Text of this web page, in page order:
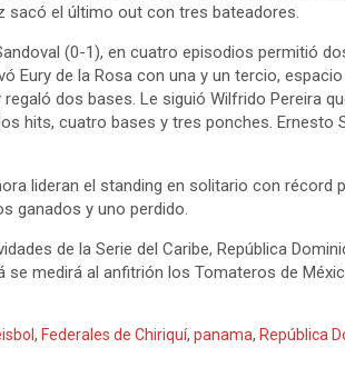
sacó el último out con tres bateadores.
(0-1), en cuatro episodios permitió
Eury de la Rosa con una y un tercio,
dos bases. Le siguió Wilfrido Pereira
hits, cuatro bases y tres ponches. Ernesto
lideran el standing en solitario con récord
ganados y uno perdido.
de la Serie del Caribe, República
se medirá al anfitrión los Tomateros de
, Federales de Chiriquí, panama, República